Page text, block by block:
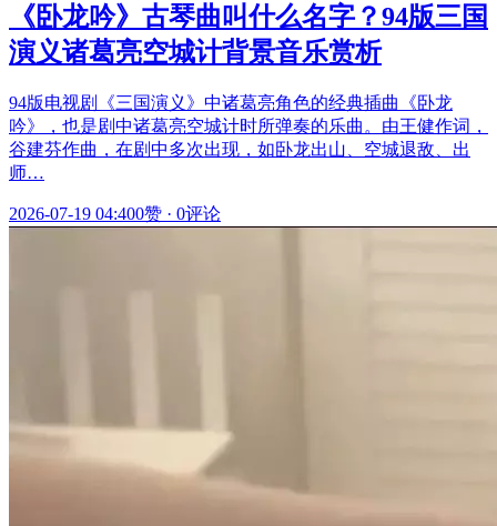
《卧龙吟》古琴曲叫什么名字？94版三国
演义诸葛亮空城计背景音乐赏析
94版电视剧《三国演义》中诸葛亮角色的经典插曲《卧龙
吟》，也是剧中诸葛亮空城计时所弹奏的乐曲。由王健作词，
谷建芬作曲，在剧中多次出现，如卧龙出山、空城退敌、出
师…
2026-07-19 04:400赞 · 0评论